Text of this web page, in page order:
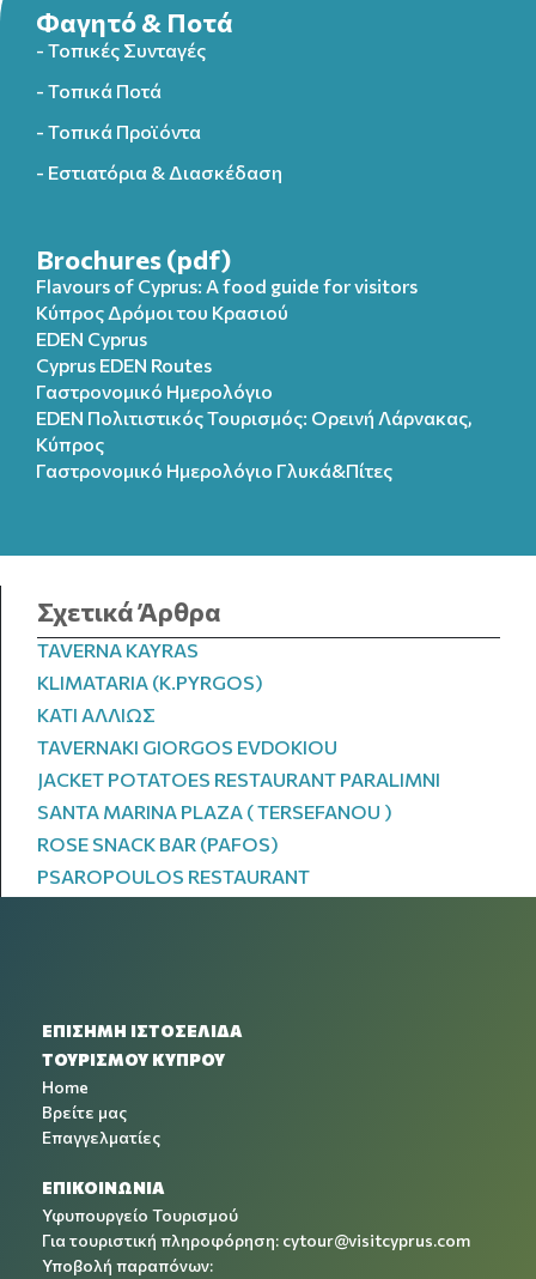
Φαγητό & Ποτά
- Τοπικές Συνταγές
- Τοπικά Ποτά
- Τοπικά Προϊόντα
- Εστιατόρια & Διασκέδαση
Brochures (pdf)
Flavours of Cyprus: A food guide for visitors
Κύπρος Δρόμοι του Κρασιού
EDEN Cyprus
Cyprus EDEN Routes
Γαστρονομικό Ημερολόγιο
EDEN Πολιτιστικός Τουρισμός: Ορεινή Λάρνακας,
Κύπρος
Γαστρονομικό Ημερολόγιo Γλυκά&Πίτες
Σχετικά Άρθρα
TAVERNA KAYRAS
KLIMATARIA (K.PYRGOS)
ΚΑΤΙ ΑΛΛΙΩΣ
TAVERNAKI GIORGOS EVDOKIOU
JACKET POTATOES RESTAURANT PARALIMNI
SANTA MARINA PLAZA ( TERSEFANOU )
ROSE SNACK BAR (PAFOS)
PSAROPOULOS RESTAURANT
ΕΠΙΣΗΜΗ ΙΣΤΟΣΕΛΙΔΑ
ΤΟΥΡΙΣΜΟΥ ΚΥΠΡΟΥ
Home
Βρείτε μας
Επαγγελματίες
ΕΠΙΚΟΙΝΩΝΙΑ
Υφυπουργείο Τουρισμού
Για τουριστική πληροφόρηση: cytour@visitcyprus.com
Υποβολή παραπόνων: